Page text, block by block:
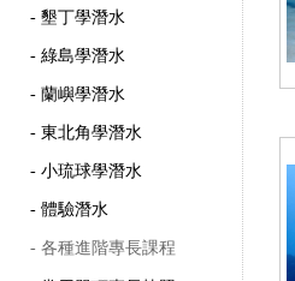
- 墾丁學潛水
- 綠島學潛水
- 蘭嶼學潛水
- 東北角學潛水
- 小琉球學潛水
- 體驗潛水
- 各種進階專長課程